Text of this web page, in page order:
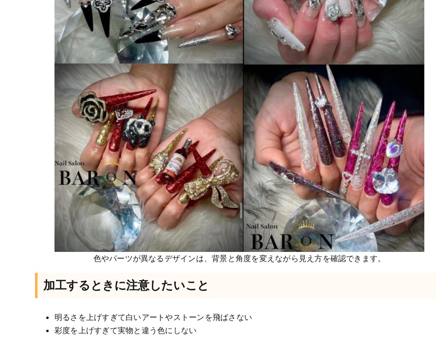
色やパーツが異なるデザインは、背景と角度を変えながら見え方を確認できます。
加工するときに注意したいこと
明るさを上げすぎて白いアートやストーンを飛ばさない
彩度を上げすぎて実物と違う色にしない